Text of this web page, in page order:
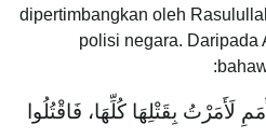
dipertimbangkan oleh
polisi negara. Daripada
لَأَمَرْتُ بِقَتْلِهَا كُلِّهَا، فَاقْتُلُوا